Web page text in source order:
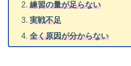
練習の量が足らない
実戦不足
全く原因が分からない